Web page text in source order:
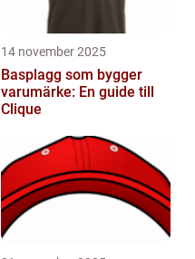
14 november 2025
Basplagg som bygger
varumärke: En guide till
Clique